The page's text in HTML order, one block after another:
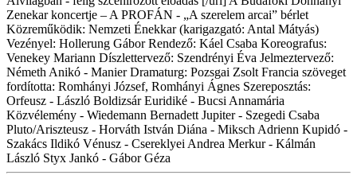
Zenekar koncertje – A PROFÁN - „A szerelem arcai” bérlet
Közreműködik: Nemzeti Énekkar (karigazgató: Antal Mátyás)
Vezényel: Hollerung Gábor Rendező: Káel Csaba Koreografus:
Venekey Mariann Díszlettervező: Szendrényi Éva Jelmeztervező:
Németh Anikó - Manier Dramaturg: Pozsgai Zsolt Francia szöveget
fordította: Romhányi József, Romhányi Ágnes Szereposztás:
Orfeusz - László Boldizsár Euridiké - Bucsi Annamária
Közvélemény - Wiedemann Bernadett Jupiter - Szegedi Csaba
Pluto/Ariszteusz - Horváth István Diána - Miksch Adrienn Kupidó -
Szakács Ildikó Vénusz - Csereklyei Andrea Merkur - Kálmán
László Styx Jankó - Gábor Géza